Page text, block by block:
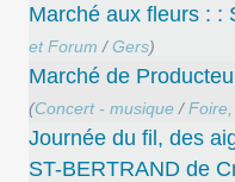
Marché aux fleurs : :
et Forum /Gers)
Marché de
(Concert - musique /
Journée du fil, des
ST-BERTRAND de